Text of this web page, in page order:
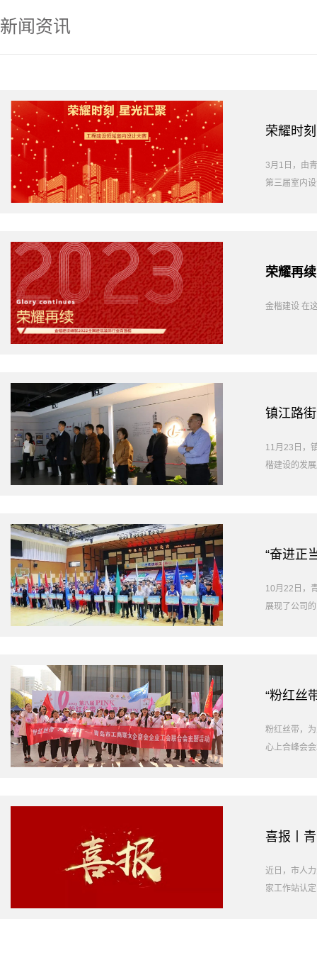
新闻资讯
荣耀时
3月1日，由
第三届室内
荣耀再
金楷建设 在
镇江路
11月23日，
楷建设的发
“奋进正
10月22日，
展现了公司
“粉红丝
粉红丝带，
心上合峰会
喜报丨
近日，市人
家工作站认